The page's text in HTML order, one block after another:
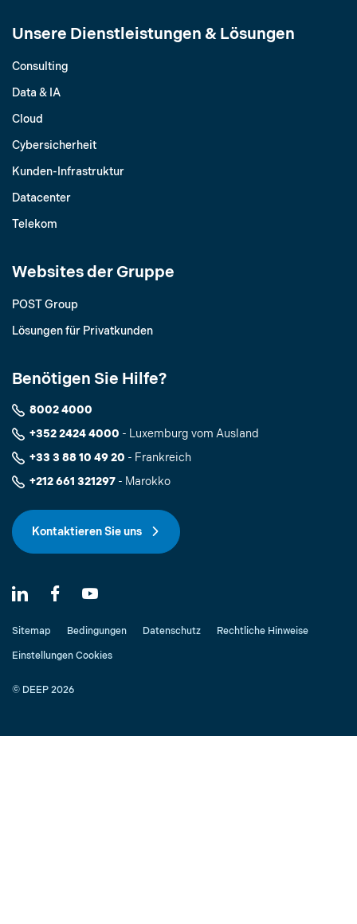
Unsere Dienstleistungen & Lösungen
Consulting
Data & IA
Cloud
Cybersicherheit
Kunden-Infrastruktur
Datacenter
Telekom
Websites der Gruppe
POST Group
Lösungen für Privatkunden
Benötigen Sie Hilfe?
8002 4000
+352 2424 4000 - Luxemburg vom Ausland
+33 3 88 10 49 20 - Frankreich
+212 661 321297 - Marokko
Kontaktieren Sie uns
Sitemap Bedingungen Datenschutz Rechtliche Hinweise
Einstellungen Cookies
© DEEP 2026